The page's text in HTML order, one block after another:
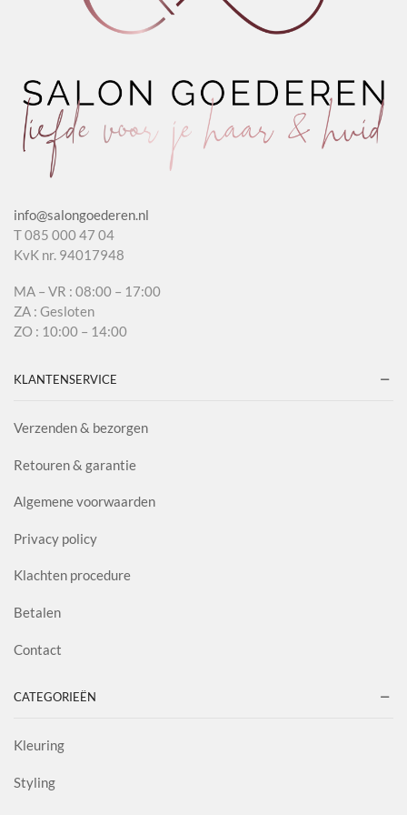
info@salongoederen.nl
T 085 000 47 04
KvK nr. 94017948
MA – VR : 08:00 – 17:00
ZA : Gesloten
ZO : 10:00 – 14:00
KLANTENSERVICE
Verzenden & bezorgen
Retouren & garantie
Algemene voorwaarden
Privacy policy
Klachten procedure
Betalen
Contact
CATEGORIEËN
Kleuring
Styling